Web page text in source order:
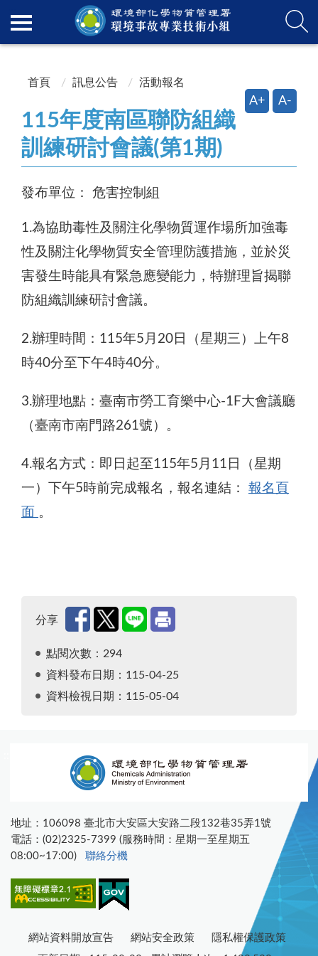
首頁 訊息公告 活動報名
A+ A-
115年度南區聯防組織
訓練研討會議(第1期)
發布單位： 危害控制組
1.為協助毒性及關注化學物質運作場所加強毒
性及關注化學物質安全管理防護措施，並於災
害發生時能具有緊急應變能力，特辦理旨揭聯
防組織訓練研討會議。
2.辦理時間：115年5月20日（星期三）上午8
時40分至下午4時40分。
3.辦理地點：臺南市勞工育樂中心-1F大會議廳
（臺南市南門路261號）。
4.報名方式：即日起至115年5月11日（星期
一）下午5時前完成報名，報名連結： 報名頁
面 。
分享
點閱次數：294
資料發布日期：115-04-25
資料檢視日期：115-05-04
地址：106098 臺北市大安區大安路二段132巷35弄1號
電話：(02)2325-7399 (服務時間：星期一至星期五
08:00~17:00) 聯絡分機
網站資料開放宣告 網站安全政策 隱私權保護政策